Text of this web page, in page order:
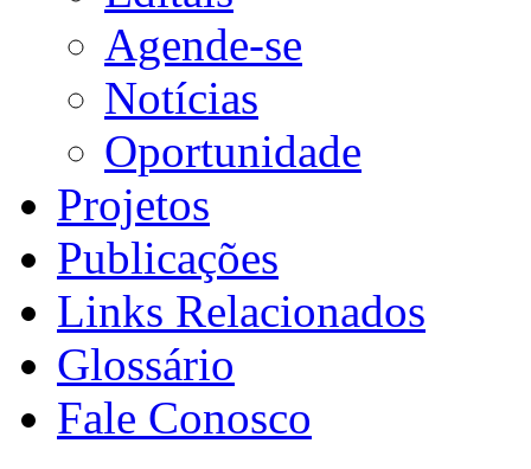
Agende-se
Notícias
Oportunidade
Projetos
Publicações
Links Relacionados
Glossário
Fale Conosco